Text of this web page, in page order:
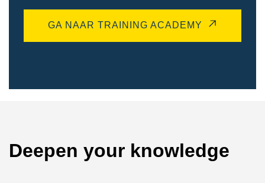
GA NAAR TRAINING ACADEMY
Deepen your knowledge